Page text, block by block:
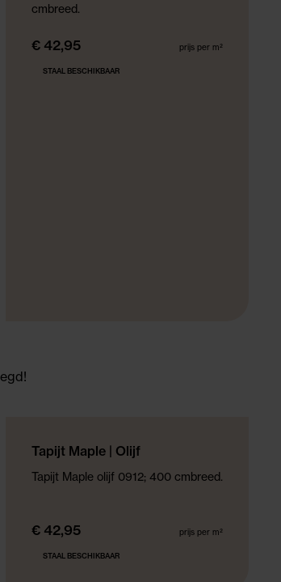
cmbreed.
€ 42,95 prijs per m²
STAAL BESCHIKBAAR
NIEUWE COLLECTIE
Tapijt Maple | Olijf
Tapijt Maple olijf 0912; 400 cmbreed.
€ 42,95 prijs per m²
STAAL BESCHIKBAAR